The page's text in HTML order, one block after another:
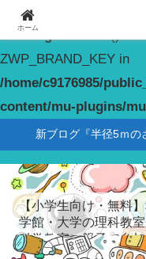
Warning
ZWP_BRAND_KEY in
/home/c9176985/
content/mu-plugins/
新ブログ『半径5ｍの
【小学生向け・無料
学館・大学の理科教
科学教室に親子で参
ホーム